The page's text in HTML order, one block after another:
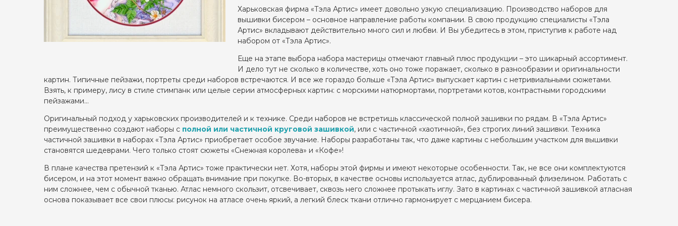
Харьковская фирма «Тэла Артис» имеет довольно узкую специализацию. Производство наборов для
вышивки бисером – основное направление работы компании. В свою продукцию специалисты «Тэла
Артис» вкладывают действительно много сил и любви. И Вы убедитесь в этом, приступив к работе над
набором от «Тэла Артис».
Еще на этапе выбора набора мастерицы отмечают главный плюс продукции – это шикарный ассортимент.
И дело тут не сколько в количестве, хоть оно тоже поражает, сколько в разнообразии и оригинальности
картин. Типичные пейзажи, портреты среди наборов встречаются. И все же гораздо больше «Тэла Артис» выпускает картин с нетривиальными сюжетами.
Взять, к примеру, лису в стиле стимпанк или целые серии атмосферных картин: с морскими натюрмортами, портретами котов, контрастными городскими
пейзажами…
Оригинальный подход у харьковских производителей и к технике. Среди наборов не встретишь классической полной зашивки по рядам. В «Тэла Артис»
преимущественно создают наборы с полной или частичной круговой зашивкой, или с частичной «хаотичной», без строгих линий зашивки. Техника
частичной зашивки в наборах «Тэла Артис» приобретает особое звучание. Наборы разработаны так, что даже картины с небольшим участком для вышивки
становятся шедеврами. Чего только стоят сюжеты «Снежная королева» и «Кофе»!
В плане качества претензий к «Тэла Артис» тоже практически нет. Хотя, наборы этой фирмы и имеют некоторые особенности. Так, не все они комплектуются
бисером, и на этот момент важно обращать внимание при покупке. Во-вторых, в качестве основы используется атлас, дублированный флизелином. Работать с
ним сложнее, чем с обычной тканью. Атлас немного скользит, отсвечивает, сквозь него сложнее протыкать иглу. Зато в картинах с частичной зашивкой атласная
основа показывает все свои плюсы: рисунок на атласе очень яркий, а легкий блеск ткани отлично гармонирует с мерцанием бисера.